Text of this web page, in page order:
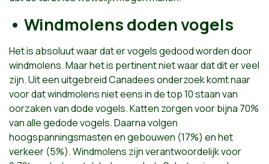
• Windmolens doden vogels
Het is absoluut waar dat er vogels gedood worden door
windmolens. Maar het is pertinent niet waar dat dit er veel
zijn. Uit een uitgebreid Canadees onderzoek komt naar
voor dat windmolens niet eens in de top 10 staan van
oorzaken van dode vogels. Katten zorgen voor bijna 70%
van alle gedode vogels. Daarna volgen
hoogspanningsmasten en gebouwen (17%) en het
verkeer (5%). Windmolens zijn verantwoordelijk voor